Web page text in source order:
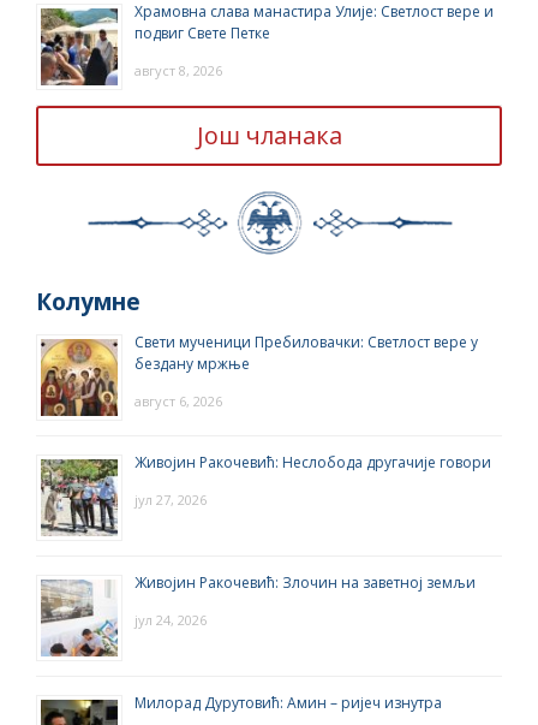
Храмовна слава манастира Улије: Светлост вере и
подвиг Свете Петке
август 8, 2026
Још чланака
Колумне
Свети мученици Пребиловачки: Светлост вере у
бездану мржње
август 6, 2026
Живојин Ракочевић: Неслобода другачије говори
јул 27, 2026
Живојин Ракочевић: Злочин на заветној земљи
јул 24, 2026
Милорад Дурутовић: Амин – ријеч изнутра